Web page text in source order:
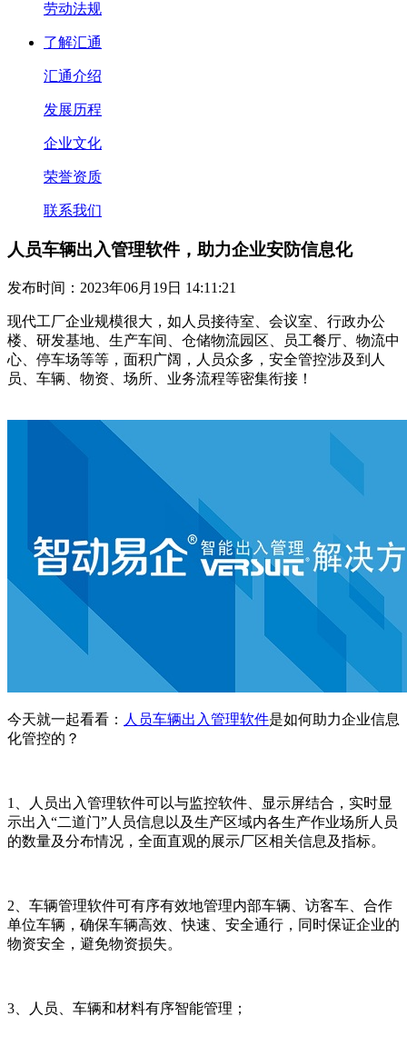
劳动法规
了解汇通
汇通介绍
发展历程
企业文化
荣誉资质
联系我们
人员车辆出入管理软件，助力企业安防信息化
发布时间：2023年06月19日 14:11:21
现代工厂企业规模很大，如人员接待室、会议室、行政办公
楼、研发基地、生产车间、仓储物流园区、员工餐厅、物流中
心、停车场等等，面积广阔，人员众多，安全管控涉及到人
员、车辆、物资、场所、业务流程等密集衔接！
今天就一起看看： 人员车辆出入管理软件是如何助力企业信息
化管控的？
1 人员出入管理软件可以与监控软件 、显示屏结合，实时显
示出入“二道门”人员信息以及生产区域内各生产作业场所人员
的数量及分布情况，全面直观的展示厂区相关信息及指标。
2
车辆管理软件可有序有效地管理内部车辆、访客车、合作
单位车辆，确保车辆高效、快速、安全通行，同时保证企业的
物资安全，避免物资损失。
3 人员、车辆和材料有序智能管理；